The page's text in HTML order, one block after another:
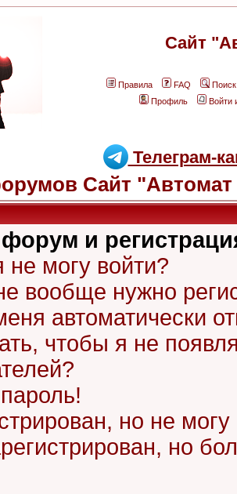
Сайт
Правила FAQ
Поиск
Профиль
Войти
Телеграм-
Сайт "Автомат
и
не могу войти?
вообще нужно
автоматически
чтобы я не
но не могу
но